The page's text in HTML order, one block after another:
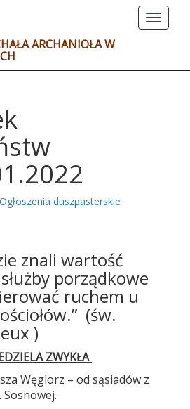
Toggle
ARCHANIOŁA W
Ogłoszenia duszpasterskie
znali wartość
porządkowe
ruchem u
(św.
)
ZWYKŁA
Węglorz – od sąsiadów z
Sosnowej.